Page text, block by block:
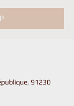
91230